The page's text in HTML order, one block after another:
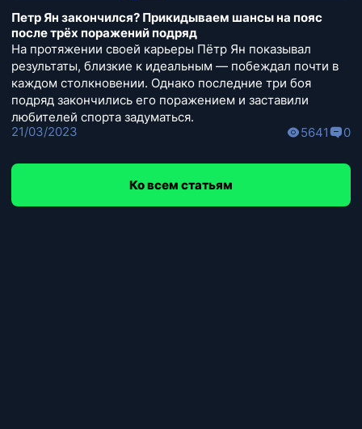
Петр Ян закончился? Прикидываем шансы на пояс
после трёх поражений подряд
На протяжении своей карьеры Пётр Ян показывал
результаты, близкие к идеальным — побеждал почти в
каждом столкновении. Однако последние три боя
подряд закончились его поражением и заставили
любителей спорта задуматься.
21/03/2023
5641 0
Ко всем статьям